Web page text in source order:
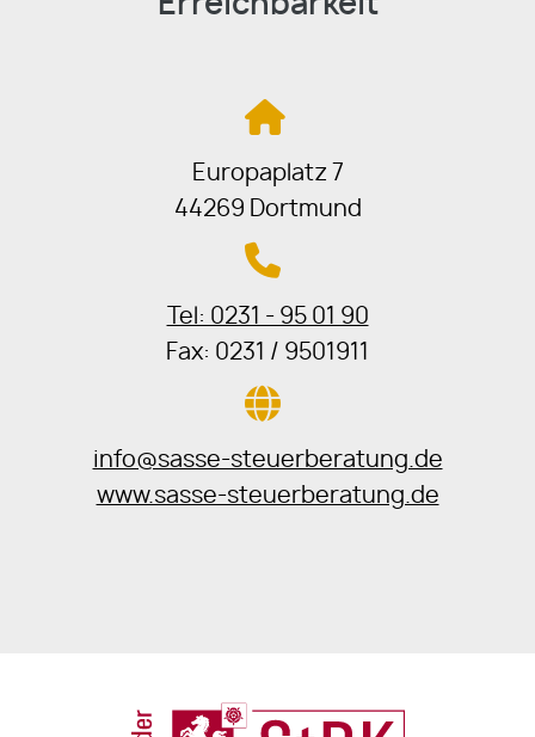
Europaplatz 7
44269 Dortmund
Tel: 0231 - 95 01 90
Fax: 0231 / 9501911
info@sasse-steuerberatung.de
www.sasse-steuerberatung.de